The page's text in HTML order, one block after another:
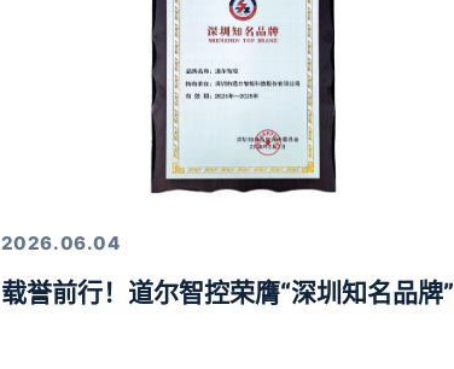
2026.06.04
载誉前行！道尔智控荣膺“深圳知名品牌